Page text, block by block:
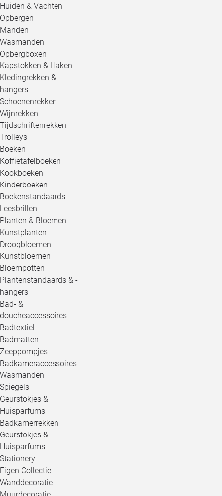
Huiden & Vachten
Opbergen
Manden
Wasmanden
Opbergboxen
Kapstokken & Haken
Kledingrekken & -
hangers
Schoenenrekken
Wijnrekken
Tijdschriftenrekken
Trolleys
Boeken
Koffietafelboeken
Kookboeken
Kinderboeken
Boekenstandaards
Leesbrillen
Planten & Bloemen
Kunstplanten
Droogbloemen
Kunstbloemen
Bloempotten
Plantenstandaards & -
hangers
Bad- &
doucheaccessoires
Badtextiel
Badmatten
Zeeppompjes
Badkameraccessoires
Wasmanden
Spiegels
Geurstokjes &
Huisparfums
Badkamerrekken
Geurstokjes &
Huisparfums
Stationery
Eigen Collectie
Wanddecoratie